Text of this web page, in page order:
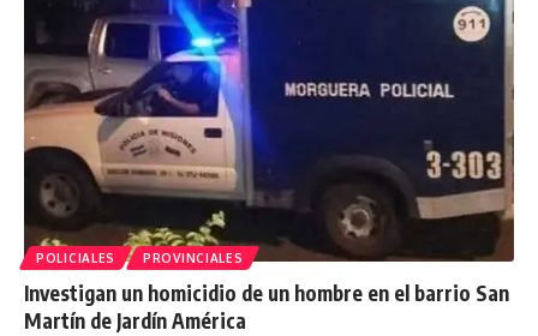
POLICIALES PROVINCIALES
Investigan un homicidio de un hombre en el barrio San
Martín de Jardín América